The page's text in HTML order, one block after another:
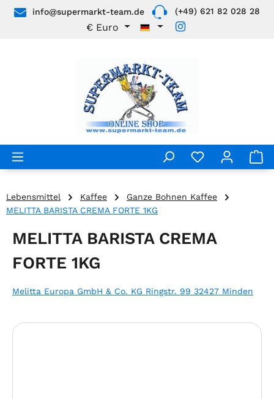
Zum Hauptinhalt springen
info@supermarkt-team.de (+49) 621 82 028 28
€ Euro
Lebensmittel Kaffee
Ganze Bohnen Kaffee
MELITTA BARISTA CREMA FORTE 1KG
MELITTA BARISTA CREMA
FORTE 1KG
Melitta Europa GmbH & Co. KG Ringstr. 99 32427 Minden
Bildergalerie überspringen